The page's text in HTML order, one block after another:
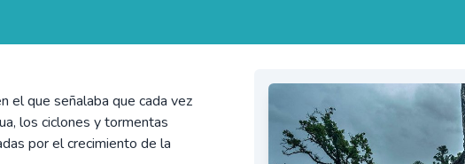
el que señalaba que cada vez
los ciclones y tormentas
por el crecimiento de la